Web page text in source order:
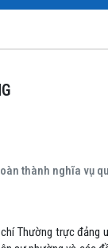
thành nghĩa vụ
Thường trực đảng